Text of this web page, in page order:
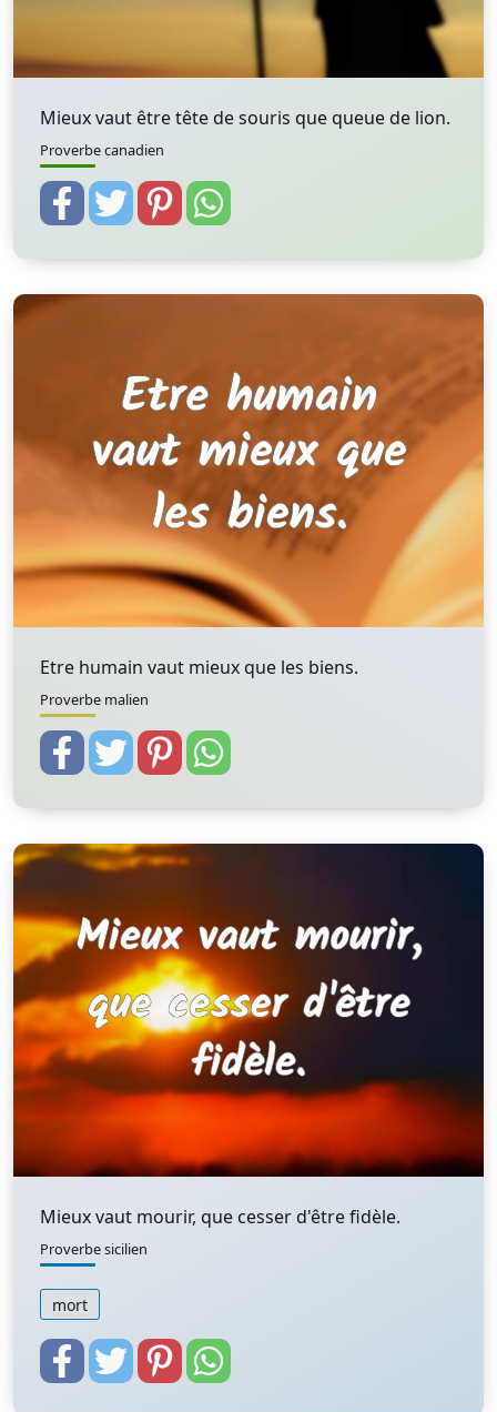
Mieux vaut être tête de souris que queue de lion.
Proverbe canadien
Etre humain vaut mieux que les biens.
Proverbe malien
Mieux vaut mourir, que cesser d'être fidèle.
Proverbe sicilien
mort